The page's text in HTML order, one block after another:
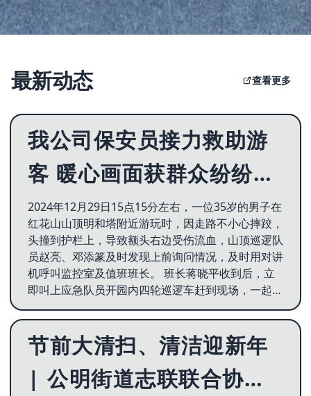
最新动态 查看更多
我公司保安员接力救助游
客 暖心画面获群众纷纷点
赞！
2024年12月29日15点15分左右，一位35岁的男子在
红花山山顶明和塔附近游玩时，因走路不小心摔跤，
头撞到护栏上，导致额头右边受伤流血，山顶巡逻队
员赵亮、邓添篆及时发现上前询问情况，及时用对讲
机呼叫监控室及值班班长。 班长蒋晓平收到后，立
即叫上应急队员开园内四轮巡逻车赶到现场，一起将
该男子接到大
节前大清扫、清洁迎新年
| 公明街道志联联合协盈